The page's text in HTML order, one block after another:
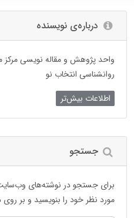
درباره‌ی نویسنده
واحد پژوهش و مقاله نویسی مرکز
روانشناسی انتخاب نو
اطلاعات بیش‌تر
جستجو
برای جستجو در نوشته‌های
مورد نظر خود را بنویسید و بر